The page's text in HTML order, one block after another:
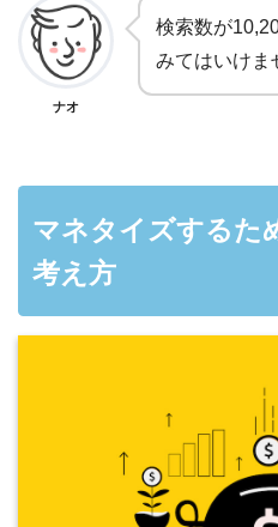
ナオ
検索数が
みてはいけま
マネタイズするた
考え方